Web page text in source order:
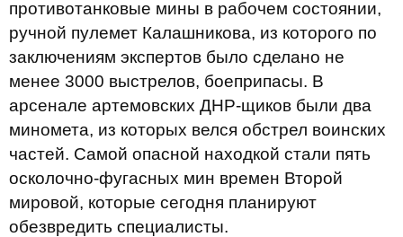
противотанковые мины в рабочем состоянии,
ручной пулемет Калашникова, из которого по
заключениям экспертов было сделано не
менее 3000 выстрелов, боеприпасы. В
арсенале артемовских ДНР-щиков были два
миномета, из которых велся обстрел воинских
частей. Самой опасной находкой стали пять
осколочно-фугасных мин времен Второй
мировой, которые сегодня планируют
обезвредить специалисты.